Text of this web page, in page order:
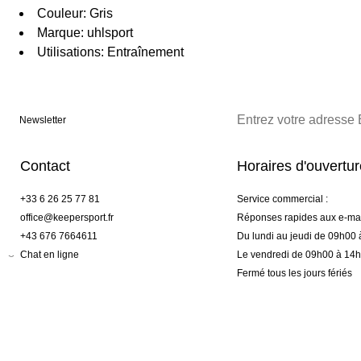
Couleur: Gris
Marque: uhlsport
Utilisations: Entraînement
Newsletter
Contact
+33 6 26 25 77 81
office@keepersport.fr
+43 676 7664611
Chat en ligne
Horaires
Service commercial :
Réponses rapides aux e-
Du lundi au jeudi de 09h00
Le vendredi de 09h00 à
Fermé tous les jours fériés